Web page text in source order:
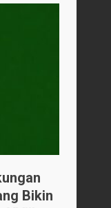
Bikin